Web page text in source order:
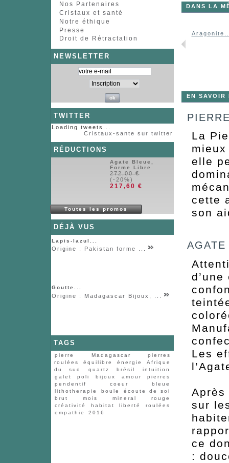
Nos Partenaires
Cristaux et santé
Notre éthique
Presse
Droit de Rétractation
NEWSLETTER
TWITTER
Loading tweets...
Cristaux-sante sur twitter
RÉDUCTIONS
Agate Bleue,
Forme Libre
272,00 €
(-20%)
217,60 €
Toutes les promos
DÉJÀ VUS
Lapis-lazul...
Origine : Pakistan forme ...
Goutte...
Origine : Madagascar Bijoux, ...
TAGS
pierre Madagascar
pierres
roulées
équilibre énergie
Afrique
du sud
quartz brésil
intuition
galet
poli bijoux amour
pierres
pendentif
coeur
bleue
lithotherapie
boule
écoute de soi
brut
mois mineral
rouge
créativité
habitat liberté
roulées
empathie
2016
DANS LA
Apatite...
EN SAVOIR
La
elle
cette
son
Les
sur
ce
: